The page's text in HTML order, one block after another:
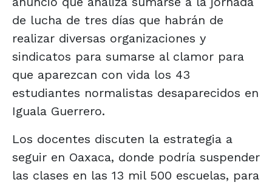
de lucha de tres días que habrán de
realizar diversas organizaciones y
sindicatos para sumarse al clamor para
que aparezcan con vida los 43
estudiantes normalistas desaparecidos en
Iguala Guerrero.
Los docentes discuten la estrategia a
seguir en Oaxaca, donde podría suspender
las clases en las 13 mil 500 escuelas, para